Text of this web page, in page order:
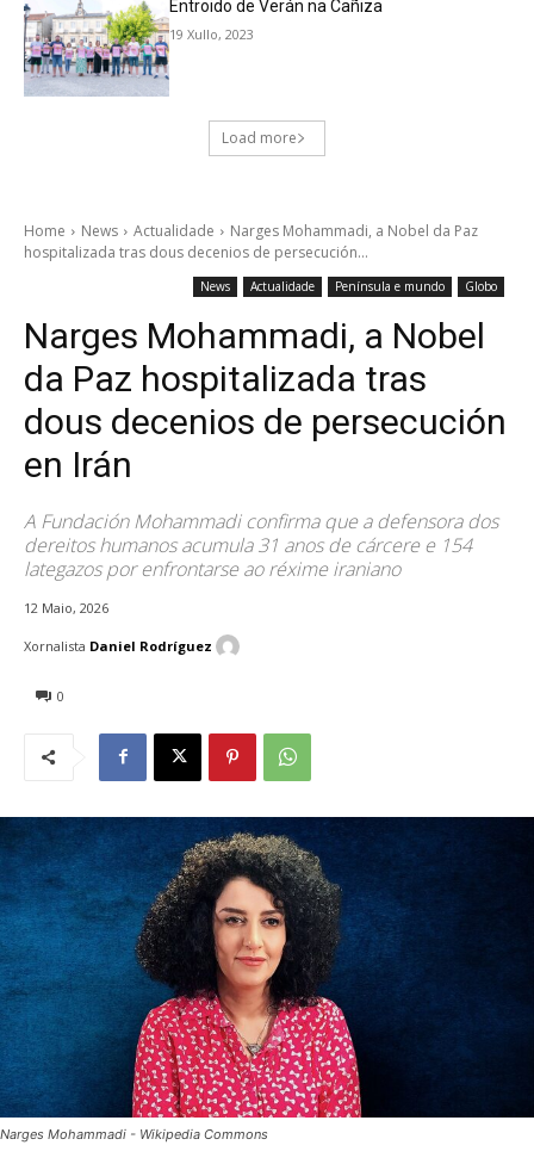
Entroido de Verán na Cañiza
19 Xullo, 2023
Load more